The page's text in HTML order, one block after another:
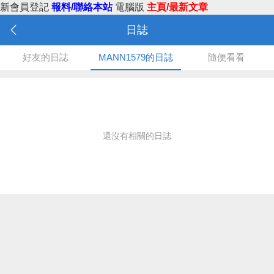
新會員登記 報料/聯絡本站 電腦版 主頁/最新文章
日誌
好友的日誌 MANN1579的日誌 隨便看看
還沒有相關的日誌